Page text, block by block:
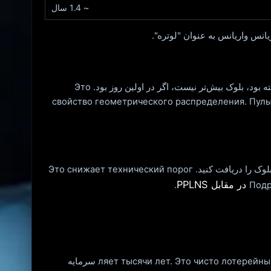
~ 1.4 سال
Каждый хеш - это независимый случайный эксперимент. قدرت بلوک با هش‌ریتوم X ناکاپی‌کننده نیست: اگر در 2 سال گذشته بود، بلوک بیش‌تر نیست، اگر در اولین روز بود. Это
свойство геометрического распределения.
Nekotorыe pulы پیشنهاد می کند "انفرادی" به عنوان یک روش منحصر به فرد: این کار را انجام دهید، اما در صورت ناهنجاری "واشگو" بلوک را دریافت کنید. Это снижает технический порог
.
Технически - да، через solo-pul. Но при хешрейте 100-200 TH/s ожидаемое время до блока تشکیلляет тысячи лет. Это чисто лотерейный сценарий, не سرمایه